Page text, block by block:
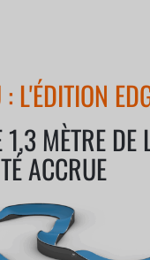
L'ÉDITION
1,3 MÈTRE DE
ACCRUE